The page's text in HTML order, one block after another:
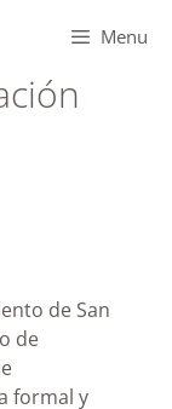
Menu
de San
de
formal y